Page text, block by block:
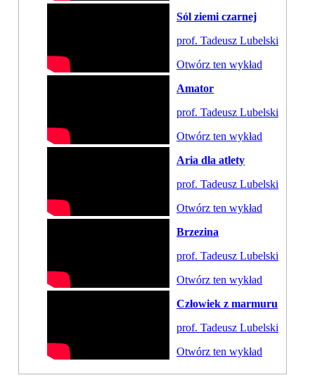
Sól ziemi czarnej
prof. Tadeusz Lubelski
Otwórz ten wykład
Amator
prof. Tadeusz Lubelski
Otwórz ten wykład
Aria dla atlety
prof. Tadeusz Lubelski
Otwórz ten wykład
Brzezina
prof. Tadeusz Lubelski
Otwórz ten wykład
Człowiek z marmuru
prof. Tadeusz Lubelski
Otwórz ten wykład